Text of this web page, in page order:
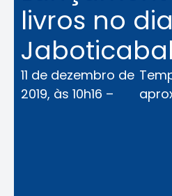
livros no
Jaboticabal
11 de dezembro de
2019, às 10h16 –